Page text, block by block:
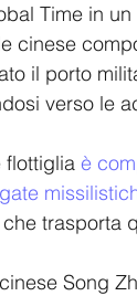
Time in un
cinese
il porto
verso le
flottiglia è
trasporta
Song